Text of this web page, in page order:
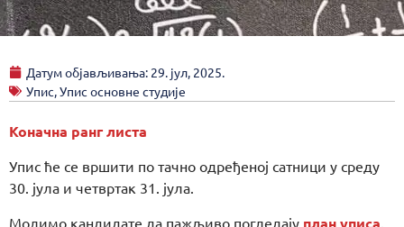
Датум објављивања: 29. јул, 2025.
Упис,Упис основне студије
Коначна ранг листа
Упис ће се вршити по тачно одређеној сатници у среду
30. јула и четвртак 31. јула.
Молимо кандидате да пажљиво погледају план уписа